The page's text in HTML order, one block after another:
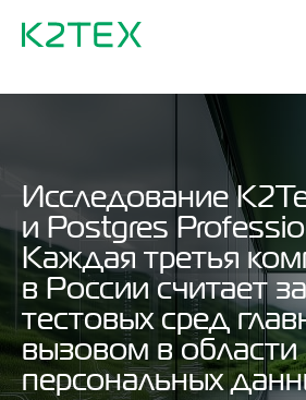
Исследование
и Postgres
Каждая третья
в России считает
тестовых сред
вызовом в
персональных